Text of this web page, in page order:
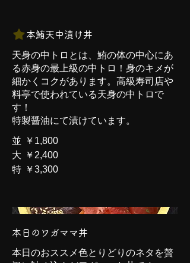
本鮪天中漬け丼
天身の中トロとは、鮪の体の中心にあ
る赤身の最上級の中トロ！身のキメが
細かくコクがあります。高級寿司店や
料亭で使われている天身の中トロで
す！
特製醤油にて漬けています。
並
￥1,800
大
￥2,400
特 ￥3,300
本日のワガママ丼
本日のおススメ色とりどりのネタを贅